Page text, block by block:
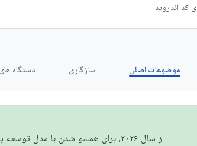
کد اندروید
موضوعات اصلی سازگاری دستگاه
از سال ۲۰۲۶، برای همسو شدن با مدل